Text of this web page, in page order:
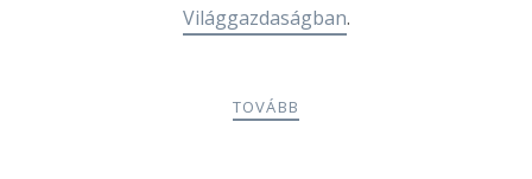
Világgazdaságban.
TOVÁBB